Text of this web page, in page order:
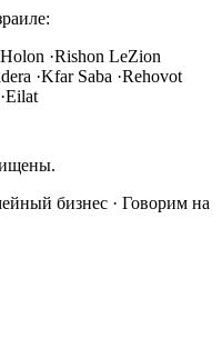
Holon ·Rishon LeZion
·Kfar Saba ·Rehovot
·Eilat
бизнес · Говорим на